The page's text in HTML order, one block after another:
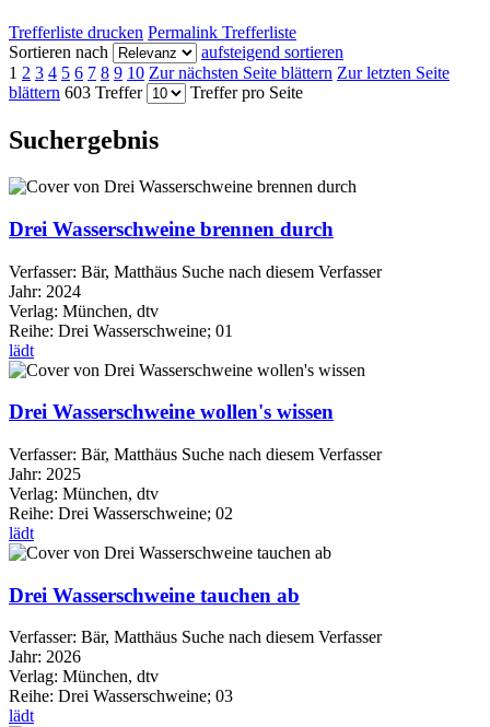
Trefferliste drucken Permalink Trefferliste
Sortieren nach
aufsteigend sortieren
1 2 3 4 5 6 7 8 9 10 Zur nächsten Seite blättern Zur letzten Seite
blättern 603 Treffer Treffer pro Seite
Suchergebnis
Drei Wasserschweine brennen durch
Verfasser: Bär, Matthäus Suche nach diesem Verfasser
Jahr: 2024
Verlag: München, dtv
Reihe: Drei Wasserschweine; 01
lädt
Drei Wasserschweine wollen's wissen
Verfasser: Bär, Matthäus Suche nach diesem Verfasser
Jahr: 2025
Verlag: München, dtv
Reihe: Drei Wasserschweine; 02
lädt
Drei Wasserschweine tauchen ab
Verfasser: Bär, Matthäus Suche nach diesem Verfasser
Jahr: 2026
Verlag: München, dtv
Reihe: Drei Wasserschweine; 03
lädt